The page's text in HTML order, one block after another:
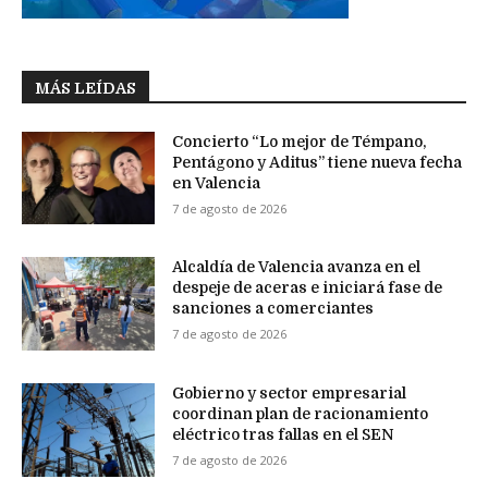
MÁS LEÍDAS
Concierto “Lo mejor de Témpano,
Pentágono y Aditus” tiene nueva fecha
en Valencia
7 de agosto de 2026
Alcaldía de Valencia avanza en el
despeje de aceras e iniciará fase de
sanciones a comerciantes
7 de agosto de 2026
Gobierno y sector empresarial
coordinan plan de racionamiento
eléctrico tras fallas en el SEN
7 de agosto de 2026